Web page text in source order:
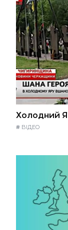
Холодний
# ВІДЕО